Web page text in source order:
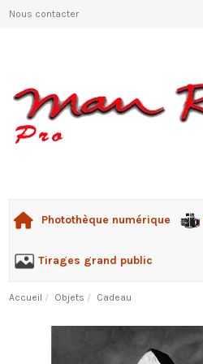
Nous contacter
Photothèque numérique
Tirages grand public
Accueil Objets Cadeau